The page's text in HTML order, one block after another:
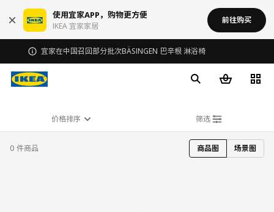
使用宜家APP，购物更方便
IKEA 宜家家居
前往购买
宜家在中国召回部分批次BÄSINGEN 巴辛根 淋浴椅
价格排序 筛选
0 件商品 商品图 场景图